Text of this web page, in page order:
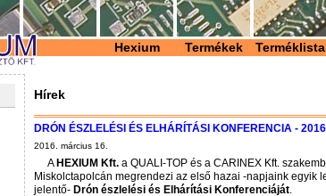
Hexium Termékek Terméklista